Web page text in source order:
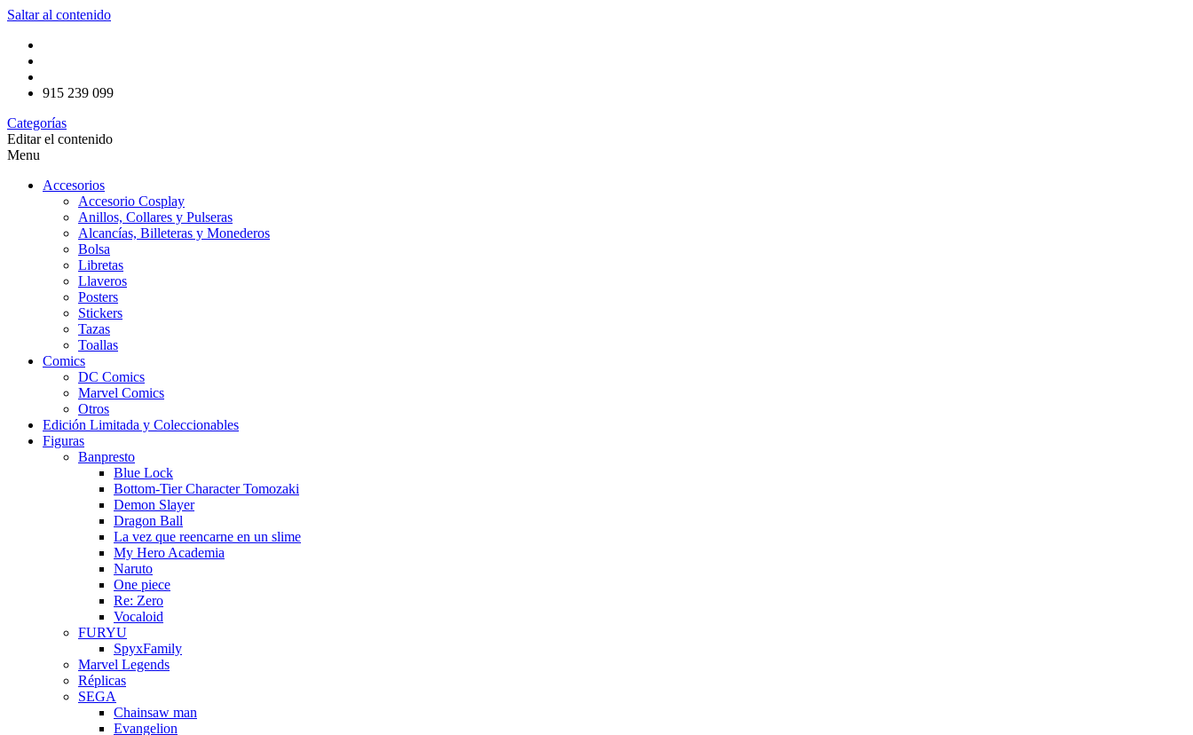
Saltar al contenido
915 239 099
Categorías
Editar el contenido
Menu
Accesorios
Accesorio Cosplay
Anillos, Collares y Pulseras
Alcancías, Billeteras y Monederos
Bolsa
Libretas
Llaveros
Posters
Stickers
Tazas
Toallas
Comics
DC Comics
Marvel Comics
Otros
Edición Limitada y Coleccionables
Figuras
Banpresto
Blue Lock
Bottom-Tier Character Tomozaki
Demon Slayer
Dragon Ball
La vez que reencarne en un slime
My Hero Academia
Naruto
One piece
Re: Zero
Vocaloid
FURYU
SpyxFamily
Marvel Legends
Réplicas
SEGA
Chainsaw man
Evangelion